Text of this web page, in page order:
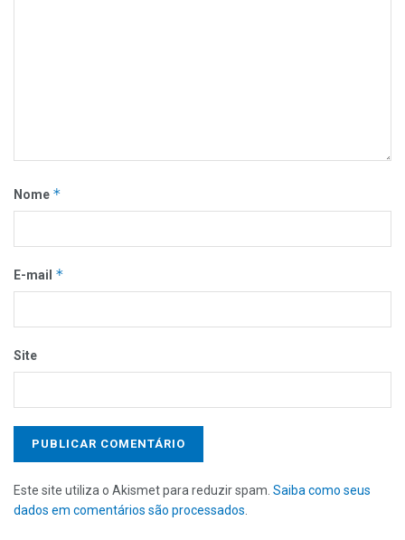
Nome *
E-mail *
Site
Este site utiliza o Akismet para reduzir spam. Saiba como seus
dados em comentários são processados